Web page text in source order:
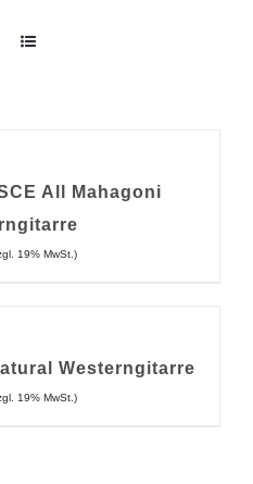
All Mahagoni
19% MwSt.)
Westerngitarre
19% MwSt.)